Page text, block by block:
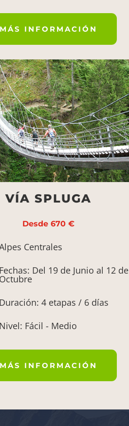
MÁS INFORMACIÓN
VÍA SPLUGA
Desde 670 €
Centrales
Fechas: Del 19 de Junio al 12 de
Octubre
Duración: 4 etapas / 6 días
Nivel: Fácil - Medio
MÁS INFORMACIÓN